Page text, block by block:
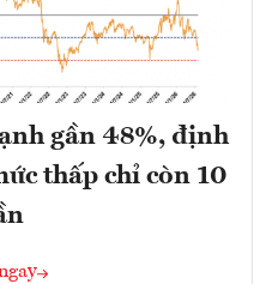
gần 48%, định
thấp chỉ còn 10